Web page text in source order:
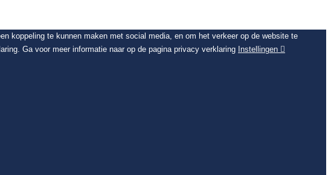
koppeling te kunnen maken met social media, en om het verkeer op de website te
Ga voor meer informatie naar op de pagina privacy verklaring Instellingen